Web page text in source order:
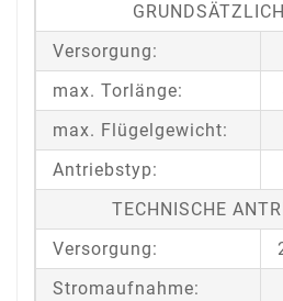
Versorgung:
max. Torlänge:
max. Flügelgewicht:
Antriebstyp:
TECHNISCHE
Versorgung:
Stromaufnahme: